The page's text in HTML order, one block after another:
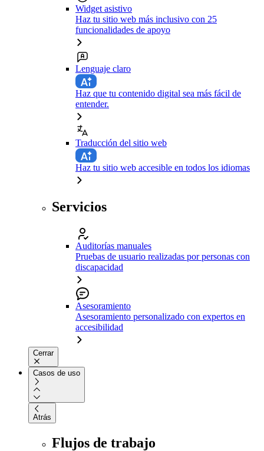
Widget asistivo
Haz tu sitio web más inclusivo con 25
funcionalidades de apoyo
Lenguaje claro
Haz que tu contenido digital sea más fácil de
entender.
Traducción del sitio web
Haz tu sitio web accesible en todos los idiomas
Servicios
Auditorías manuales
Pruebas de usuario realizadas por personas con
discapacidad
Asesoramiento
Asesoramiento personalizado con expertos en
accesibilidad
Cerrar
Casos de uso
Atrás
Flujos de trabajo